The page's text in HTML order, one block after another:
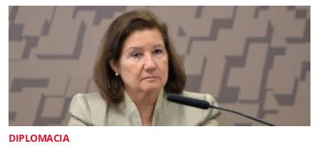
DIPLOMACIA